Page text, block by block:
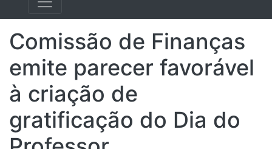
Comissão de Finanças
emite parecer favorável
à criação de
gratificação do Dia do